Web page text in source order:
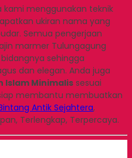
kami menggunakan teknik
ukiran nama yang
Semua pengerjaan
marmer Tulungagung
sehingga
dan elegan. Anda juga
Islam Minimalissesuai
membantu membuatkan
Antik Sejahtera,
Terlengkap, Terpercaya.